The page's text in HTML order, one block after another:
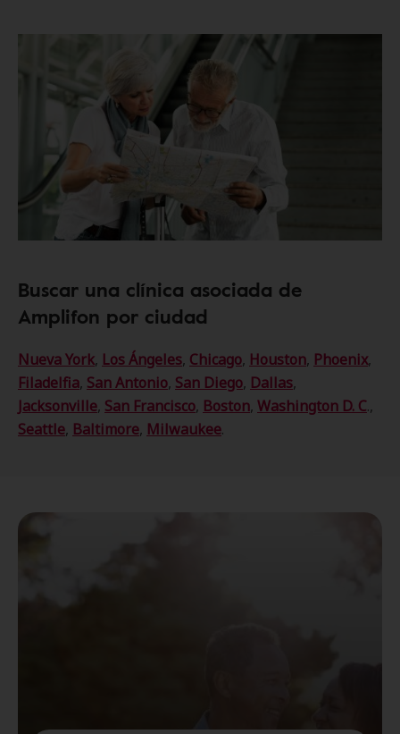
Buscar una clínica asociada de
Amplifon por ciudad
Nueva York, Los Ángeles, Chicago, Houston, Phoenix,
Filadelfia, San Antonio, San Diego, Dallas,
Jacksonville, San Francisco, Boston, Washington D. C.,
Seattle, Baltimore, Milwaukee.